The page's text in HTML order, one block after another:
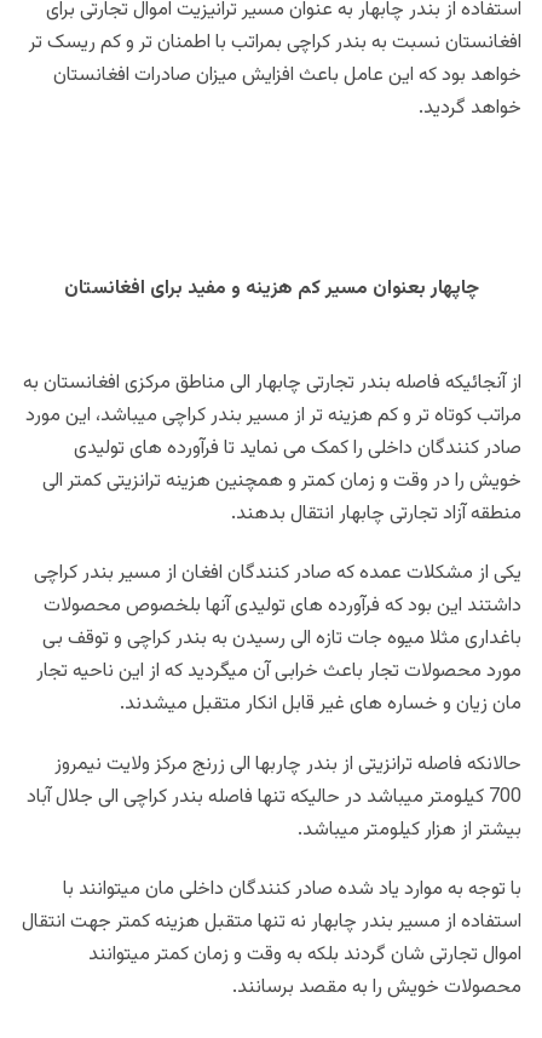
استفاده از بندر چابهار به عنوان مسیر ترانیزیت اموال تجارتی برای
افغانستان نسبت به بندر کراچی بمراتب با اطمنان تر و کم ریسک تر
خواهد بود که این عامل باعث افزایش میزان صادرات افغانستان
خواهد گردید.
چاپهار بعنوان مسیر کم هزینه و مفید برای افغانستان
از آنجائیکه فاصله بندر تجارتی چابهار الی مناطق مرکزی افغانستان به
مراتب کوتاه تر و کم هزینه تر از مسیر بندر کراچی میباشد، این مورد
صادر کنندگان داخلی را کمک می نماید تا فرآورده های تولیدی
خویش را در وقت و زمان کمتر و همچنین هزینه ترانزیتی کمتر الی
منطقه آزاد تجارتی چابهار انتقال بدهند.
یکی از مشکلات عمده که صادر کنندگان افغان از مسیر بندر کراچی
داشتند این بود که فرآورده های تولیدی آنها بلخصوص محصولات
باغداری مثلا میوه جات تازه الی رسیدن به بندر کراچی و توقف بی
مورد محصولات تجار باعث خرابی آن میگردید که از این ناحیه تجار
مان زیان و خساره های غیر قابل انکار متقبل میشدند.
حالانکه فاصله ترانزیتی از بندر چاربها الی زرنج مرکز ولایت نیمروز
700 کیلومتر میباشد در حالیکه تنها فاصله بندر کراچی الی جلال آباد
بیشتر از هزار کیلومتر میباشد.
با توجه به موارد یاد شده صادر کنندگان داخلی مان میتوانند با
استفاده از مسیر بندر چابهار نه تنها متقبل هزینه کمتر جهت انتقال
اموال تجارتی شان گردند بلکه به وقت و زمان کمتر میتوانند
محصولات خویش را به مقصد برسانند.